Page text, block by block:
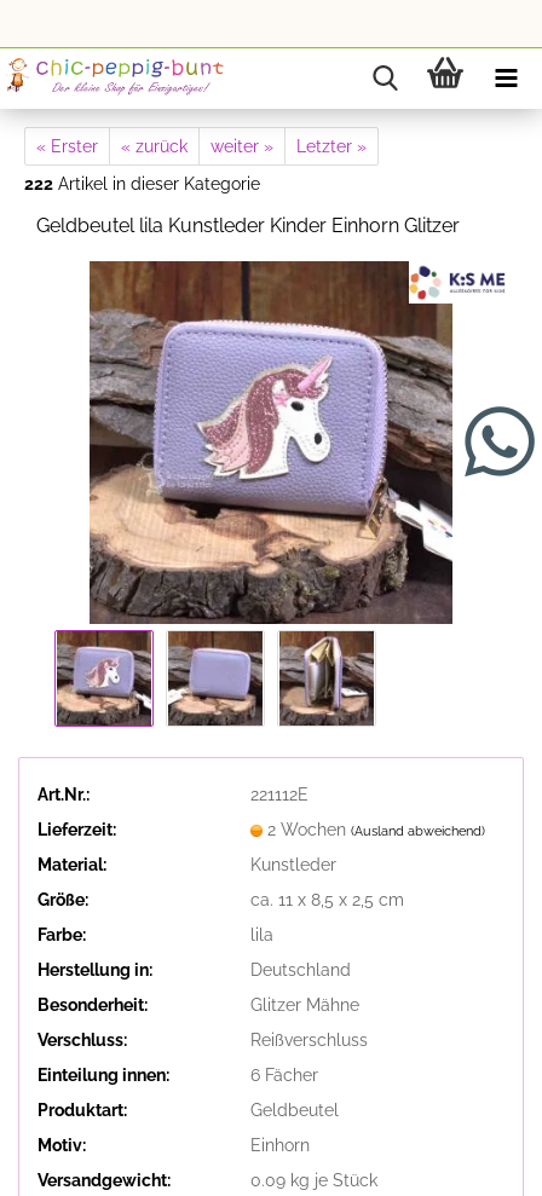
« Erster « zurück weiter »
Letzter »
222 Artikel in dieser Kategorie
Geldbeutel lila Kunstleder Kinder Einhorn Glitzer
Art.Nr.:
221112E
Lieferzeit:
2 Wochen (Ausland abweichend)
Material:
Kunstleder
Größe:
ca. 11 x 8,5 x 2,5 cm
Farbe:
lila
Herstellung in:
Deutschland
Besonderheit:
Glitzer Mähne
Verschluss:
Reißverschluss
Einteilung innen:
6 Fächer
Produktart:
Geldbeutel
Motiv:
Einhorn
Versandgewicht:
0.09kg je Stück